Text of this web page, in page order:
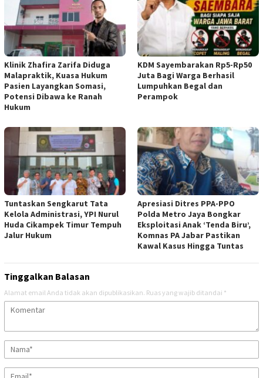
Klinik Zhafira Zarifa Diduga
Malapraktik, Kuasa Hukum
Pasien Layangkan Somasi,
Potensi Dibawa ke Ranah
Hukum
KDM Sayembarakan Rp5-Rp50
Juta Bagi Warga Berhasil
Lumpuhkan Begal dan
Perampok
Tuntaskan Sengkarut Tata
Kelola Administrasi, YPI Nurul
Huda Cikampek Timur Tempuh
Jalur Hukum
Apresiasi Ditres PPA-PPO
Polda Metro Jaya Bongkar
Eksploitasi Anak ‘Tenda Biru’,
Komnas PA Jabar Pastikan
Kawal Kasus Hingga Tuntas
Tinggalkan Balasan
Alamat email Anda tidak akan dipublikasikan. Ruas yang wajib ditandai *